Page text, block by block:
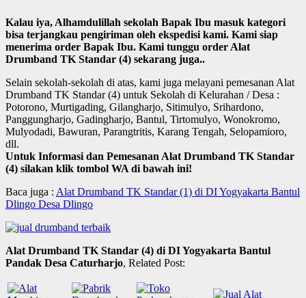
Kalau iya, Alhamdulillah sekolah Bapak Ibu masuk kategori
bisa terjangkau pengiriman oleh ekspedisi kami. Kami siap
menerima order Bapak Ibu. Kami tunggu order Alat
Drumband TK Standar (4) sekarang juga..
Selain sekolah-sekolah di atas, kami juga melayani pemesanan Alat
Drumband TK Standar (4) untuk Sekolah di Kelurahan / Desa :
Potorono, Murtigading, Gilangharjo, Sitimulyo, Srihardono,
Panggungharjo, Gadingharjo, Bantul, Tirtomulyo, Wonokromo,
Mulyodadi, Bawuran, Parangtritis, Karang Tengah, Selopamioro,
dll.
Untuk Informasi dan Pemesanan Alat Drumband TK Standar
(4) silakan klik tombol WA di bawah ini!
Baca juga : Alat Drumband TK Standar (1) di DI Yogyakarta Bantul
Dlingo Desa Dlingo
Alat Drumband TK Standar (4) di DI Yogyakarta Bantul
Pandak Desa Caturharjo, Related Post: